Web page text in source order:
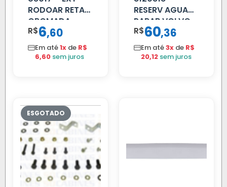
RODOAR RETA
CROMADA
R$6,60
Em até1x de R$
6,60 sem juros
RESERV AGUA
PARAB VOLVO
EDC
R$60,36
Em até3x de R$
20,12 sem juros